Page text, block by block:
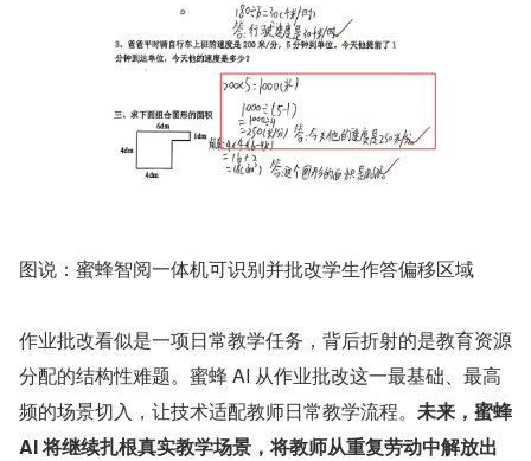
图说：蜜蜂智阅一体机可识别并批改学生作答偏移区域
作业批改看似是一项日常教学任务，背后折射的是教育资源
分配的结构性难题。蜜蜂 AI 从作业批改这一最基础、最高
频的场景切入，让技术适配教师日常教学流程。 未来，蜜蜂
AI 将继续扎根真实教学场景，将教师从重复劳动中解放出